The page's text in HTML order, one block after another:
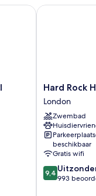
Ontario
Hard
Rock
Hotel
London
Ontario
London
Hard Rock
London
Zwembad
beschikbaar
Gratis wifi
9.4
van
9,4
993
Hard Rock